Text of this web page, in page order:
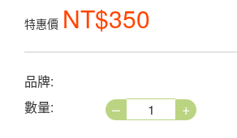
特惠價 NT$350
品牌:
數量:
– +